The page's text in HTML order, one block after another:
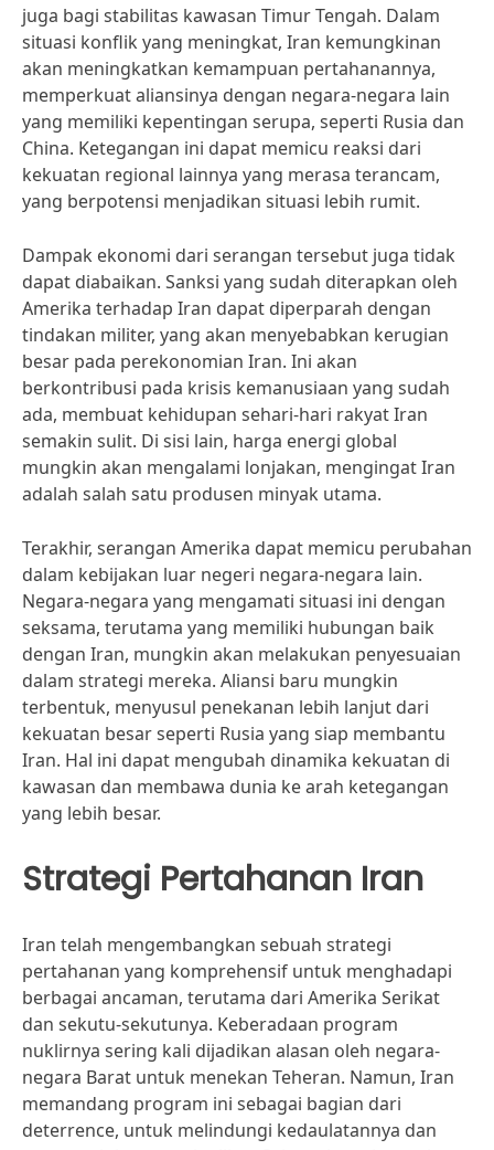
juga bagi stabilitas kawasan Timur Tengah. Dalam
situasi konflik yang meningkat, Iran kemungkinan
akan meningkatkan kemampuan pertahanannya,
memperkuat aliansinya dengan negara-negara lain
yang memiliki kepentingan serupa, seperti Rusia dan
China. Ketegangan ini dapat memicu reaksi dari
kekuatan regional lainnya yang merasa terancam,
yang berpotensi menjadikan situasi lebih rumit.
Dampak ekonomi dari serangan tersebut juga tidak
dapat diabaikan. Sanksi yang sudah diterapkan oleh
Amerika terhadap Iran dapat diperparah dengan
tindakan militer, yang akan menyebabkan kerugian
besar pada perekonomian Iran. Ini akan
berkontribusi pada krisis kemanusiaan yang sudah
ada, membuat kehidupan sehari-hari rakyat Iran
semakin sulit. Di sisi lain, harga energi global
mungkin akan mengalami lonjakan, mengingat Iran
adalah salah satu produsen minyak utama.
Terakhir, serangan Amerika dapat memicu perubahan
dalam kebijakan luar negeri negara-negara lain.
Negara-negara yang mengamati situasi ini dengan
seksama, terutama yang memiliki hubungan baik
dengan Iran, mungkin akan melakukan penyesuaian
dalam strategi mereka. Aliansi baru mungkin
terbentuk, menyusul penekanan lebih lanjut dari
kekuatan besar seperti Rusia yang siap membantu
Iran. Hal ini dapat mengubah dinamika kekuatan di
kawasan dan membawa dunia ke arah ketegangan
yang lebih besar.
Strategi Pertahanan Iran
Iran telah mengembangkan sebuah strategi
pertahanan yang komprehensif untuk menghadapi
berbagai ancaman, terutama dari Amerika Serikat
dan sekutu-sekutunya. Keberadaan program
nuklirnya sering kali dijadikan alasan oleh negara-
negara Barat untuk menekan Teheran. Namun, Iran
memandang program ini sebagai bagian dari
deterrence, untuk melindungi kedaulatannya dan